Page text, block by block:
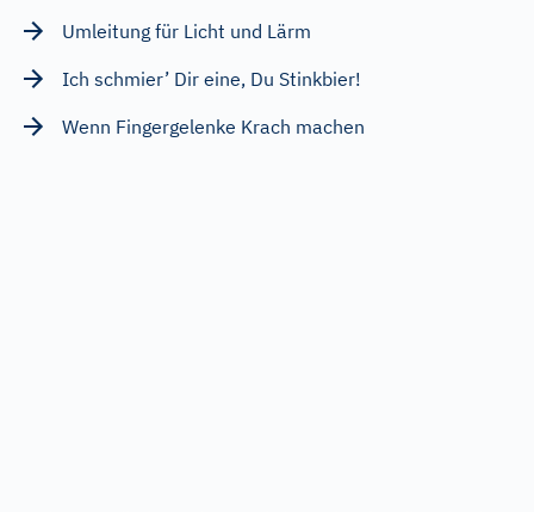
Umleitung für Licht und Lärm
Ich schmier’ Dir eine, Du Stinkbier!
Wenn Fingergelenke Krach machen